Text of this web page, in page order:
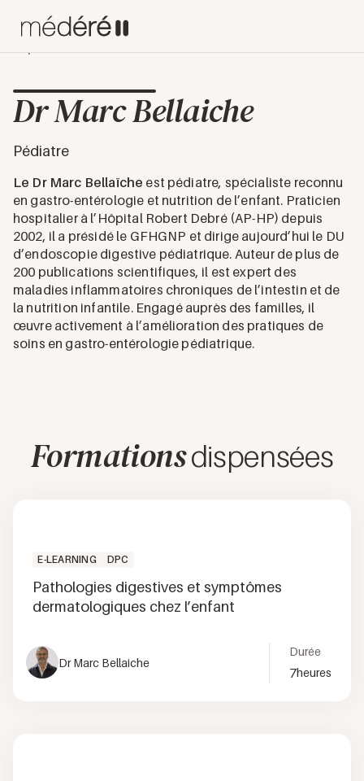
Dr Marc Bellaiche
Pédiatre
Le Dr Marc Bellaïche est pédiatre, spécialiste reconnu
en gastro-entérologie et nutrition de l’enfant. Praticien
hospitalier à l’Hôpital Robert Debré (AP-HP) depuis
2002, il a présidé le GFHGNP et dirige aujourd’hui le DU
d’endoscopie digestive pédiatrique. Auteur de plus de
200 publications scientifiques, il est expert des
maladies inflammatoires chroniques de l’intestin et de
la nutrition infantile. Engagé auprès des familles, il
œuvre activement à l’amélioration des pratiques de
soins en gastro-entérologie pédiatrique.
Formationsdispensées
E-LEARNING DPC
Pathologies digestives et symptômes
dermatologiques chez l’enfant
Dr Marc Bellaiche
Durée
7heures